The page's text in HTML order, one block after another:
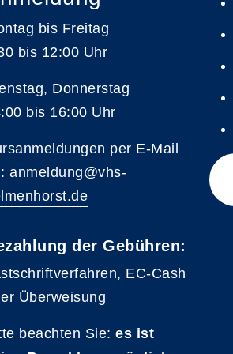
bis Freitag
bis 12:00 Uhr
Donnerstag
bis 16:00 Uhr
per E-Mail
anmeldung@vhs-
der Gebühren:
EC-Cash
Überweisung
beachten Sie: es ist